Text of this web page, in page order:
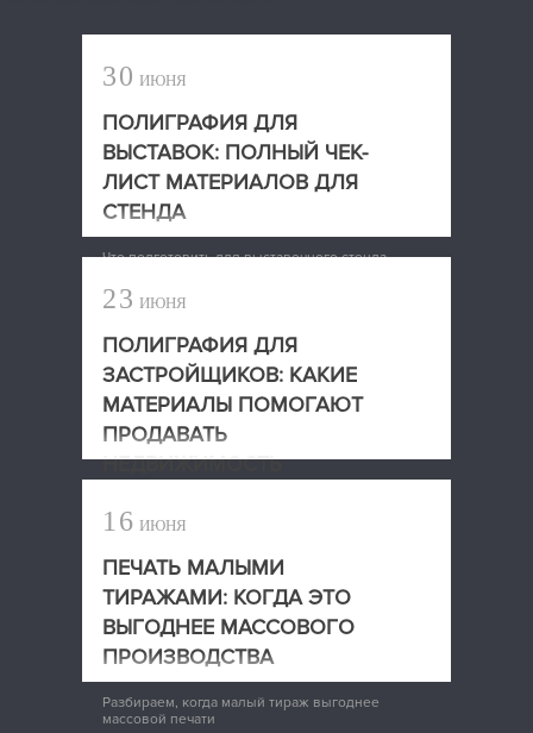
30 ИЮНЯ
ПОЛИГРАФИЯ ДЛЯ
ВЫСТАВОК: ПОЛНЫЙ ЧЕК-
ЛИСТ МАТЕРИАЛОВ ДЛЯ
СТЕНДА
Что подготовить для выставочного стенда
23 ИЮНЯ
ПОЛИГРАФИЯ ДЛЯ
ЗАСТРОЙЩИКОВ: КАКИЕ
МАТЕРИАЛЫ ПОМОГАЮТ
ПРОДАВАТЬ
НЕДВИЖИМОСТЬ
Какие печатные материалы помогают
застройщикам продавать недвижимость
16 ИЮНЯ
ПЕЧАТЬ МАЛЫМИ
ТИРАЖАМИ: КОГДА ЭТО
ВЫГОДНЕЕ МАССОВОГО
ПРОИЗВОДСТВА
Разбираем, когда малый тираж выгоднее
массовой печати